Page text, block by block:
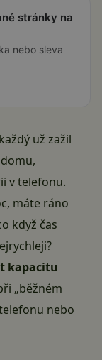
stránky na
nebo sleva
už zažil
vtelefonu.
máte ráno
když čas
kapacitu
„běžném
nebo